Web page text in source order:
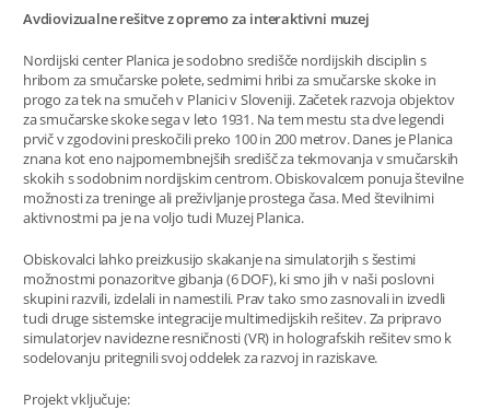
Avdiovizualne rešitve z opremo za interaktivni muzej
Nordijski center Planica je sodobno središče nordijskih disciplin s
hribom za smučarske polete, sedmimi hribi za smučarske skoke in
progo za tek na smučeh v Planici v Sloveniji. Začetek razvoja objektov
za smučarske skoke sega v leto 1931. Na tem mestu sta dve legendi
prvič v zgodovini preskočili preko 100 in 200 metrov. Danes je Planica
znana kot eno najpomembnejših središč za tekmovanja v smučarskih
skokih s sodobnim nordijskim centrom. Obiskovalcem ponuja številne
možnosti za treninge ali preživljanje prostega časa. Med številnimi
aktivnostmi pa je na voljo tudi Muzej Planica.
Obiskovalci lahko preizkusijo skakanje na simulatorjih s šestimi
možnostmi ponazoritve gibanja (6 DOF), ki smo jih v naši poslovni
skupini razvili, izdelali in namestili. Prav tako smo zasnovali in izvedli
tudi druge sistemske integracije multimedijskih rešitev. Za pripravo
simulatorjev navidezne resničnosti (VR) in holografskih rešitev smo k
sodelovanju pritegnili svoj oddelek za razvoj in raziskave.
Projekt vključuje: